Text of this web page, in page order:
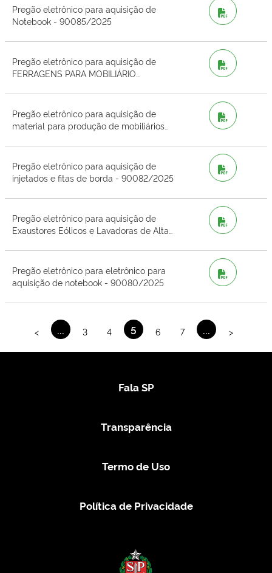
Pregão eletrônico para aquisição de
Notebook - 90085/2025
PDF
Pregão eletrônico para aquisição de
FERRAGENS PARA MOBILIÁRIO
PDF
Pregão eletrônico para aquisição de
material para produção de mobiliários
PDF
Pregão eletrônico para aquisição de
injetados e fitas de borda - 90082/2025
PDF
Pregão eletrônico para aquisição de
Exaustores Eólicos e Lavadoras de Alta
PDF
Pregão eletrônico para eletrônico para
aquisição de notebook - 90080/2025
PDF
< ... 3 4 5 6 7 ... >
Fala SP
Transparência
Termo de Uso
Política de Privacidade